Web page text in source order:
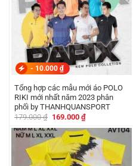
- 10.000 ₫
Tổng hợp các mẫu mới áo POLO
RIKI mới nhất năm 2023 phân
phối by THANHQUANSPORT
179.000₫ Giá
là:
179.000 ₫.
169.000 ₫Giá
hiện
tại
là:
169.000 ₫.